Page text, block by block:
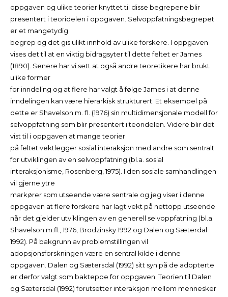
oppgaven og ulike teorier knyttet til disse begrepene blir
presentert i teoridelen i oppgaven. Selvoppfatningsbegrepet
er et mangetydig
begrep og det gis ulikt innhold av ulike forskere. I oppgaven
vises det til at en viktig bidragsyter til dette feltet er James
(1890). Senere har vi sett at også andre teoretikere har brukt
ulike former
for inndeling og at flere har valgt å følge James i at denne
inndelingen kan være hierarkisk strukturert. Et eksempel på
dette er Shavelson m. fl. (1976) sin multidimensjonale modell for
selvoppfatning som blir presentert i teoridelen. Videre blir det
vist til i oppgaven at mange teorier
på feltet vektlegger sosial interaksjon med andre som sentralt
for utviklingen av en selvoppfatning (bl.a. sosial
interaksjonisme, Rosenberg, 1975). I den sosiale samhandlingen
vil gjerne ytre
markører som utseende være sentrale og jeg viser i denne
oppgaven at flere forskere har lagt vekt på nettopp utseende
når det gjelder utviklingen av en generell selvoppfatning (bl.a.
Shavelson m.fl., 1976, Brodzinsky 1992 og Dalen og Sæterdal
1992). På bakgrunn av problemstillingen vil
adopsjonsforskningen være en sentral kilde i denne
oppgaven. Dalen og Sætersdal (1992) sitt syn på de adopterte
er derfor valgt som bakteppe for oppgaven. Teorien til Dalen
og Sætersdal (1992) forutsetter interaksjon mellom mennesker